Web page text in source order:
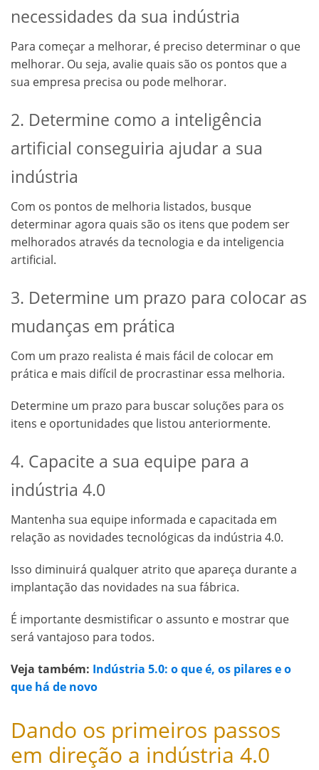
necessidades da sua indústria
Para começar a melhorar, é preciso determinar o que
melhorar. Ou seja, avalie quais são os pontos que a
sua empresa precisa ou pode melhorar.
2. Determine como a inteligência
artificial conseguiria ajudar a sua
indústria
Com os pontos de melhoria listados, busque
determinar agora quais são os itens que podem ser
melhorados através da tecnologia e da inteligencia
artificial.
3. Determine um prazo para colocar as
mudanças em prática
Com um prazo realista é mais fácil de colocar em
prática e mais difícil de procrastinar essa melhoria.
Determine um prazo para buscar soluções para os
itens e oportunidades que listou anteriormente.
4. Capacite a sua equipe para a
indústria 4.0
Mantenha sua equipe informada e capacitada em
relação as novidades tecnológicas da indústria 4.0.
Isso diminuirá qualquer atrito que apareça durante a
implantação das novidades na sua fábrica.
É importante desmistificar o assunto e mostrar que
será vantajoso para todos.
Veja também: Indústria 5.0: o que é, os pilares e o
que há de novo
Dando os primeiros passos
em direção a indústria 4.0